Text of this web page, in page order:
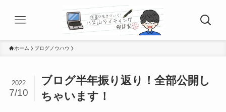
ホーム ブログノウハウ
ブログ半年振り返り！全部公開し
ちゃいます！
2022
7/10